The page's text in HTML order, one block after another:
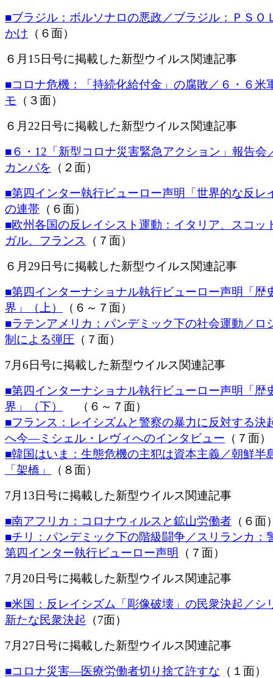
■ブラジル：ボルソナロの悪政／ブラジル：ＰＳＯ
かけ （６面）
６月15日号に掲載した新型ウイルス関連記事
■コロナ危機：「持続化給付金」の腐敗／６・６米
モ （３面）
６月22日号に掲載した新型ウイルス関連記事
■６・12「新型コロナ災害緊急アクション」報告会
カンパを （２面）
■第四インター執行ビューロー声明「世界的な反レ
の連帯 （６面）
■欧州各国の反レイシスト運動：イタリア、スコッ
ガル、フランス
（７面）
６月29日号に掲載した新型ウイルス関連記事
■第四インターナショナル執行ビューロー声明「歴
界」（上）
（６～７面）
■ラテンアメリカ：パンデミック下の社会運動／ロ
制による弾圧 （７面）
7月6日号に掲載した新型ウイルス関連記事
■第四インターナショナル執行ビューロー声明「歴
界」（下）
（６～７面）
■フランス：レイシズムと警察の暴力に反対する決
へ今―ミシェル・レヴィへのインタビュー （７面）
■韓国はいま：生態危機の主犯は資本主義／朝鮮半
「架橋」
（８面）
7月13日号に掲載した新型ウイルス関連記事
■南アフリカ：コロナウィルスと鉱山労働者 （６面
■チリ：パンデミック下の階級闘争／スリランカ
第四インター執行ビューロー声明
（７面）
7月20日号に掲載した新型ウイルス関連記事
■米国：反レイシズム「彫像破壊」の民衆決起／シ
新たな民衆決起 （7面）
7月27日号に掲載した新型ウイルス関連記事
■コロナ災害―医療労働者切り捨て許すな （１面）